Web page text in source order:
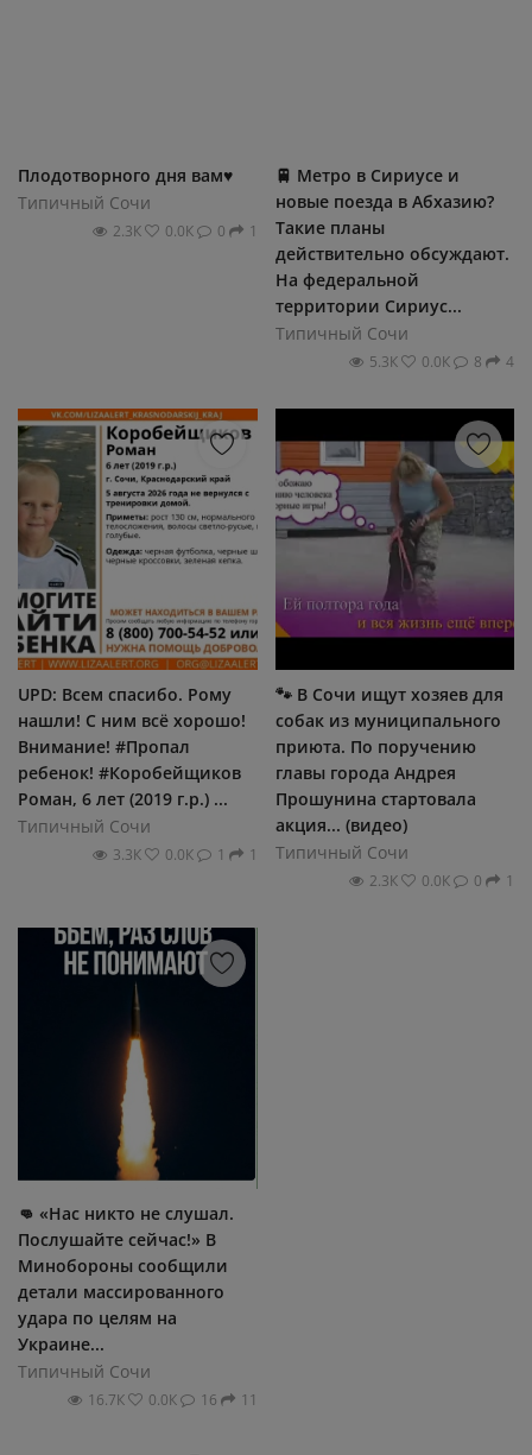
Плодотворного дня вам♥️
Типичный Сочи
2.3К 0.0К 0 1
🚆 Метро в Сириусе и
новые поезда в Абхазию?
Такие планы
действительно обсуждают.
На федеральной
территории Сириус...
Типичный Сочи
5.3К 0.0К 8 4
UPD: Всем спасибо. Рому
нашли! С ним всё хорошо!
Внимание! #Пропал
ребенок! #Коробейщиков
Роман, 6 лет (2019 г.р.) ...
Типичный Сочи
3.3К 0.0К 1 1
🐾 В Сочи ищут хозяев для
собак из муниципального
приюта. По поручению
главы города Андрея
Прошунина стартовала
акция... (видео)
Типичный Сочи
2.3К 0.0К 0 1
👊 «Нас никто не слушал.
Послушайте сейчас!» В
Минобороны сообщили
детали массированного
удара по целям на
Украине...
Типичный Сочи
16.7К 0.0К 16 11